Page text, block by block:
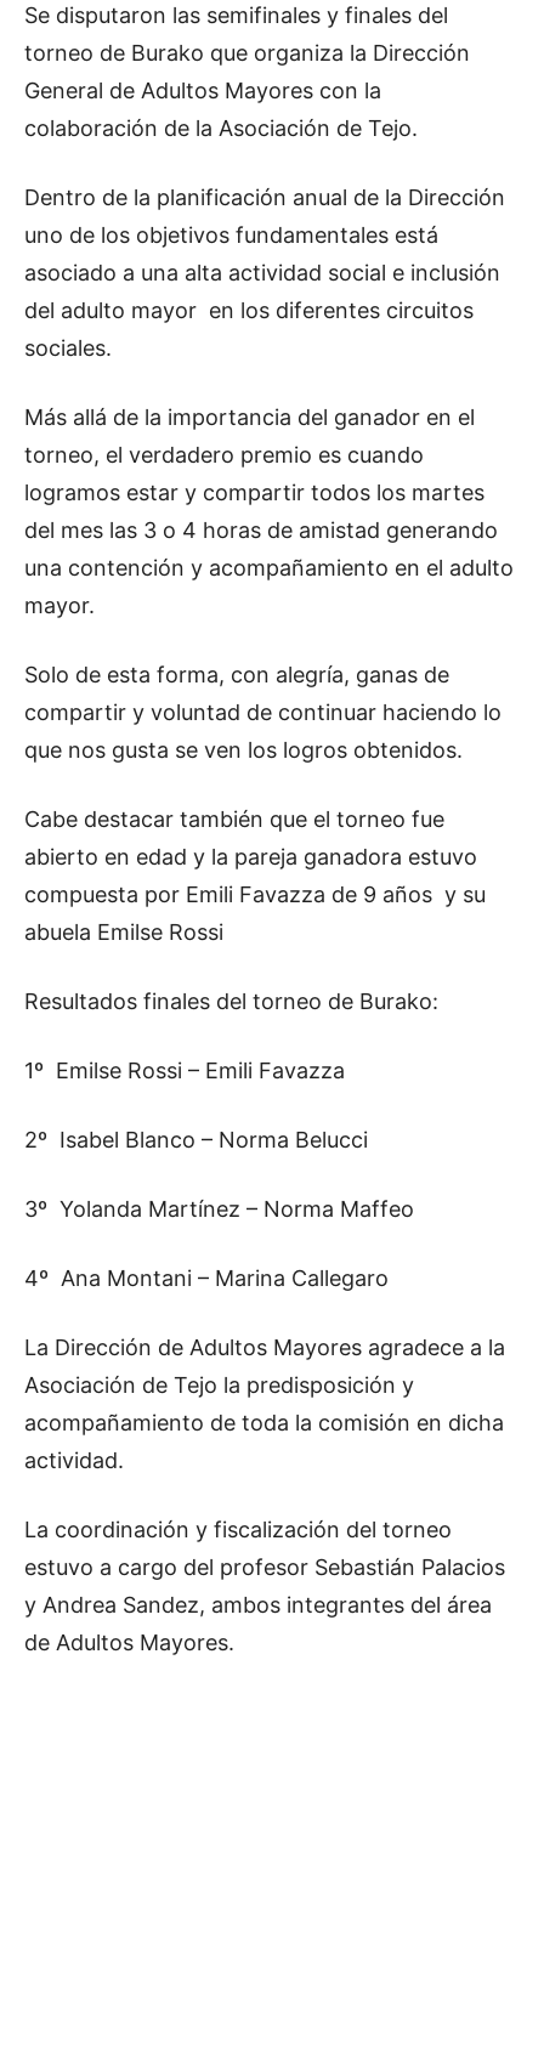
Se disputaron las semifinales y finales del
torneo de Burako que organiza la Dirección
General de Adultos Mayores con la
colaboración de la Asociación de Tejo.
Dentro de la planificación anual de la Dirección
uno de los objetivos fundamentales está
asociado a una alta actividad social e inclusión
del adulto mayor en los diferentes circuitos
sociales.
Más allá de la importancia del ganador en el
torneo, el verdadero premio es cuando
logramos estar y compartir todos los martes
del mes las 3 o 4 horas de amistad generando
una contención y acompañamiento en el adulto
mayor.
Solo de esta forma, con alegría, ganas de
compartir y voluntad de continuar haciendo lo
que nos gusta se ven los logros obtenidos.
Cabe destacar también que el torneo fue
abierto en edad y la pareja ganadora estuvo
compuesta por Emili Favazza de 9 años y su
abuela Emilse Rossi
Resultados finales del torneo de Burako:
1º Emilse Rossi – Emili Favazza
2º Isabel Blanco – Norma Belucci
3º Yolanda Martínez – Norma Maffeo
4º Ana Montani – Marina Callegaro
La Dirección de Adultos Mayores agradece a la
Asociación de Tejo la predisposición y
acompañamiento de toda la comisión en dicha
actividad.
La coordinación y fiscalización del torneo
estuvo a cargo del profesor Sebastián Palacios
y Andrea Sandez, ambos integrantes del área
de Adultos Mayores.